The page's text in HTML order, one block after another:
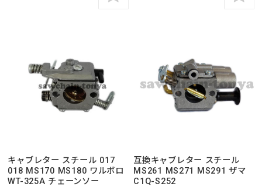
キャブレター スチール 017
018 MS170 MS180 ワルボロ
WT-325A チェーンソー
互換キャブレター スチール
MS261 MS271 MS291 ザマ
C1Q-S252